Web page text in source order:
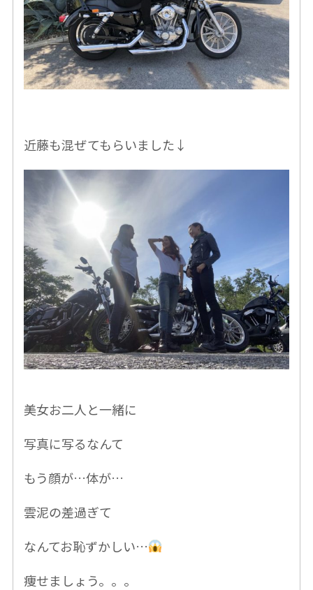
近藤も混ぜてもらいました↓
美女お二人と一緒に
写真に写るなんて
もう顔が…体が…
雲泥の差過ぎて
なんてお恥ずかしい…
痩せましょう。。。